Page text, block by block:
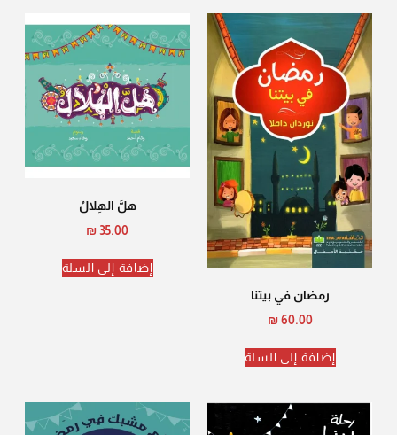
رمضان في بيتنا
₪60.00
إضافة إلى السلة
هلَّ الهِلالُ
₪35.00
إضافة إلى السلة